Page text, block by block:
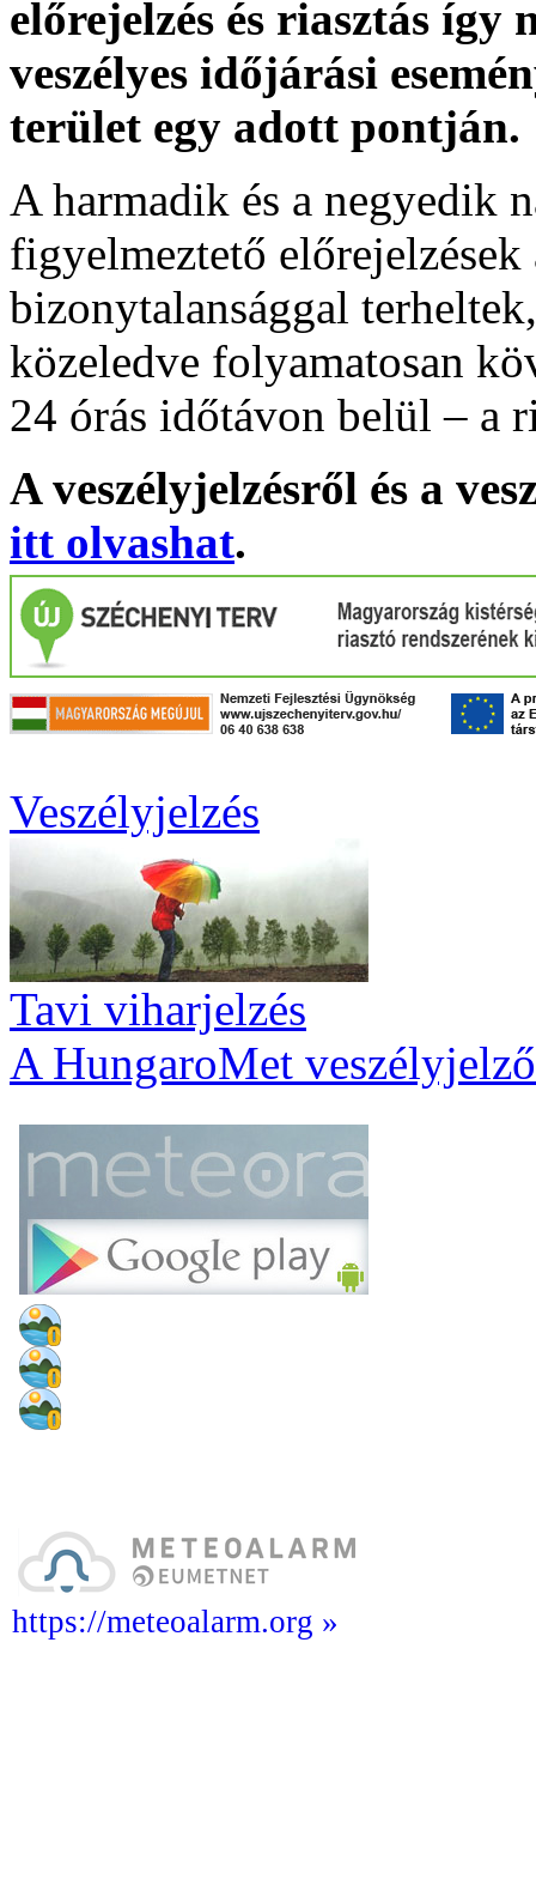
előrejelzés és riasztás
veszélyes időjárási
terület egy adott pontján.
A harmadik és a negyedik
figyelmeztető
bizonytalansággal
közeledve folyamatosan
24 órás időtávon belül – a
A veszélyjelzésről és a
itt olvashat.
Veszélyjelzés
Tavi viharjelzés
A HungaroMet
https://meteoalarm.org »